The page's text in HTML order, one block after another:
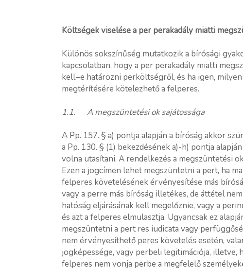
Költségek viselése a per perakadály miatti
Különös sokszínűség mutatkozik a bírósági
kapcsolatban, hogy a per perakadály miatti
kell−e határozni perköltségről, és ha igen,
megtérítésére kötelezhető a felperes.
1.1. A megszüntetési ok sajátossága
A Pp. 157. § a) pontja alapján a bíróság akkor
a Pp. 130. § (1) bekezdésének a)-h) pontja
volna utasítani. A rendelkezés a megszüntetési
Ezen a jogcímen lehet megszüntetni a pert, ha
felperes követelésének érvényesítése más
vagy a perre más bíróság illetékes, de áttétel
hatóság eljárásának kell megelőznie, vagy a
és azt a felperes elmulasztja. Ugyancsak ez
megszüntetni a pert res iudicata vagy
nem érvényesíthető peres követelés esetén,
jogképessége, vagy perbeli legitimációja, illetve,
felperes nem vonja perbe a megfelelő